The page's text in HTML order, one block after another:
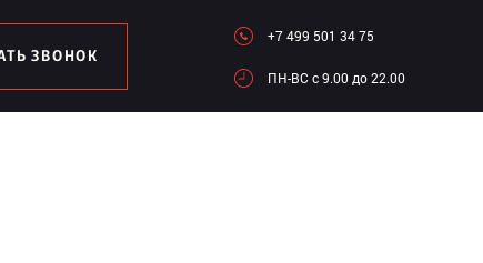
ЗВОНОК
+7 499 501 34 75
ПН-ВC c 9.00 до 22.00